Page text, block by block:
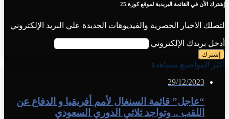
إشترك الأن في القائمة البريدية لموقع كورة 25
لتصلك الاخبار الحصرية والفيديوهات الجديدة علي البريد الإلكتروني
أدخل بريدك الإلكتروني
اكثر المواضيع مشاهدة
29/12/2023
“عاجل” قائمة السنغال لأمم أفريقيا و الدفاع عن
اللقب .. وتواجد ثلاثي الدوري السعودي